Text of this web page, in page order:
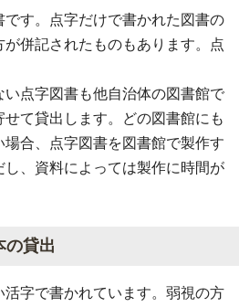
す。点字だけで書かれた図書の
併記されたものもあります。点
点字図書も他自治体の図書館で
て貸出します。どの図書館にも
合、点字図書を図書館で製作す
し、資料によっては製作に時間が
の貸出
字で書かれています。弱視の方